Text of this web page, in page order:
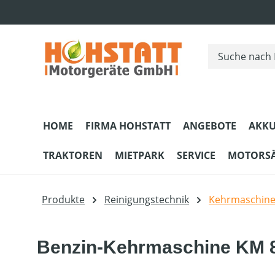
HOME FIRMA HOHSTATT ANGEBOTE
TRAKTOREN MIETPARK SERVICE
Produkte Reinigungstechnik Kehrmaschine
Benzin-Kehrmaschine KM